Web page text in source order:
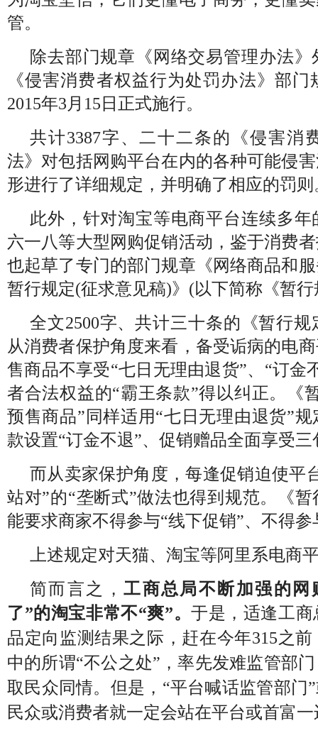
管。
除去部门规章《网络交易管理办法
《侵害消费者权益行为处罚办法》部
2015年3月15日正式施行。
共计3387字、二十二条的《侵害消
法》对包括网购平台在内的各种可能侵
形进行了详细规定，并明确了相应的罚则
此外，针对淘宝等电商平台连续多
六一八等大型网购促销活动，鉴于消费
也起草了专门的部门规章《网络商品和
暂行规定(征求意见稿)》(以下简称《暂
全文2500字、共计三十条的《暂行
从消费者保护角度来看，备受诟病的电
售商品不享受“七日无理由退货”、“订金
者合法权益的“霸王条款”得以纠正。《
预售商品”同样适用“七日无理由退货”
款设置“订金不退”、促销赠品全面享受三
而从卖家保护角度，每逢促销迫使平
站对”的“垄断式”做法也得到规范。《
能要求商家不得参与“线下促销”、不得
上述规定对天猫、淘宝等阿里系电商
简而言之，工商总局不断加强的网
了”的淘宝非常不“爽”。于是，适逢工
品定向监测结果之际，赶在今年315之
中的所谓“不公之处”，率先发难监管部
取民众同情。 但是，“平台喊话监管部门
民众或消费者就一定会站在平台或首富